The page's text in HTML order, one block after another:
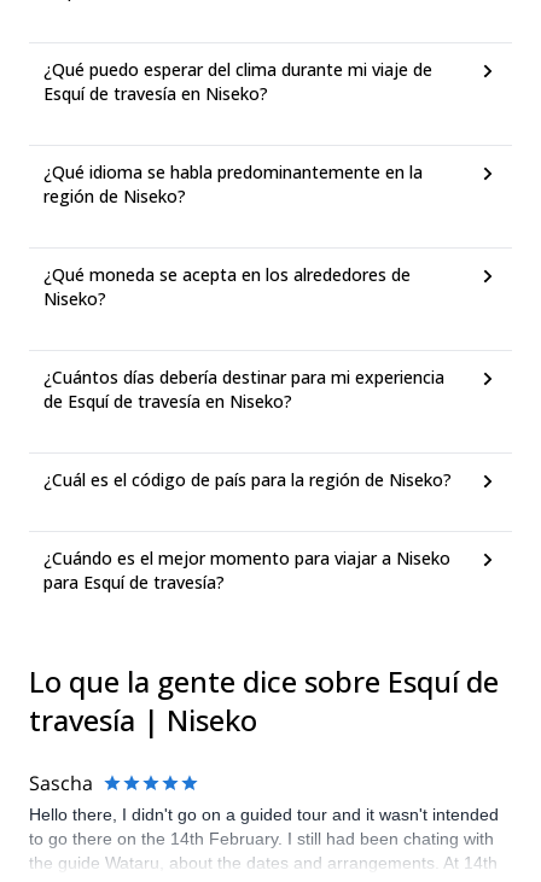
¿Qué puedo esperar del clima durante mi viaje de
Esquí de travesía en Niseko?
¿Qué idioma se habla predominantemente en la
región de Niseko?
¿Qué moneda se acepta en los alrededores de
Niseko?
¿Cuántos días debería destinar para mi experiencia
de Esquí de travesía en Niseko?
¿Cuál es el código de país para la región de Niseko?
¿Cuándo es el mejor momento para viajar a Niseko
para Esquí de travesía?
Lo que la gente dice sobre Esquí de
travesía | Niseko
Sascha
Hello there, I didn't go on a guided tour and it wasn't intended
to go there on the 14th February. I still had been chating with
the guide Wataru, about the dates and arrangements. At 14th